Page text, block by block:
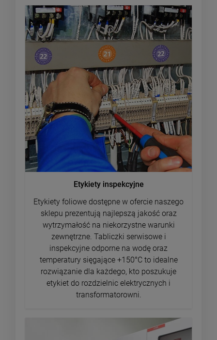
Etykiety inspekcyjne
Etykiety foliowe dostępne w ofercie naszego
sklepu prezentują najlepszą jakość oraz
wytrzymałość na niekorzystne warunki
zewnętrzne. Tabliczki serwisowe i
inspekcyjne odporne na wodę oraz
temperatury sięgające +150°C to idealne
rozwiązanie dla każdego, kto poszukuje
etykiet do rozdzielnic elektrycznych i
transformatorowni.